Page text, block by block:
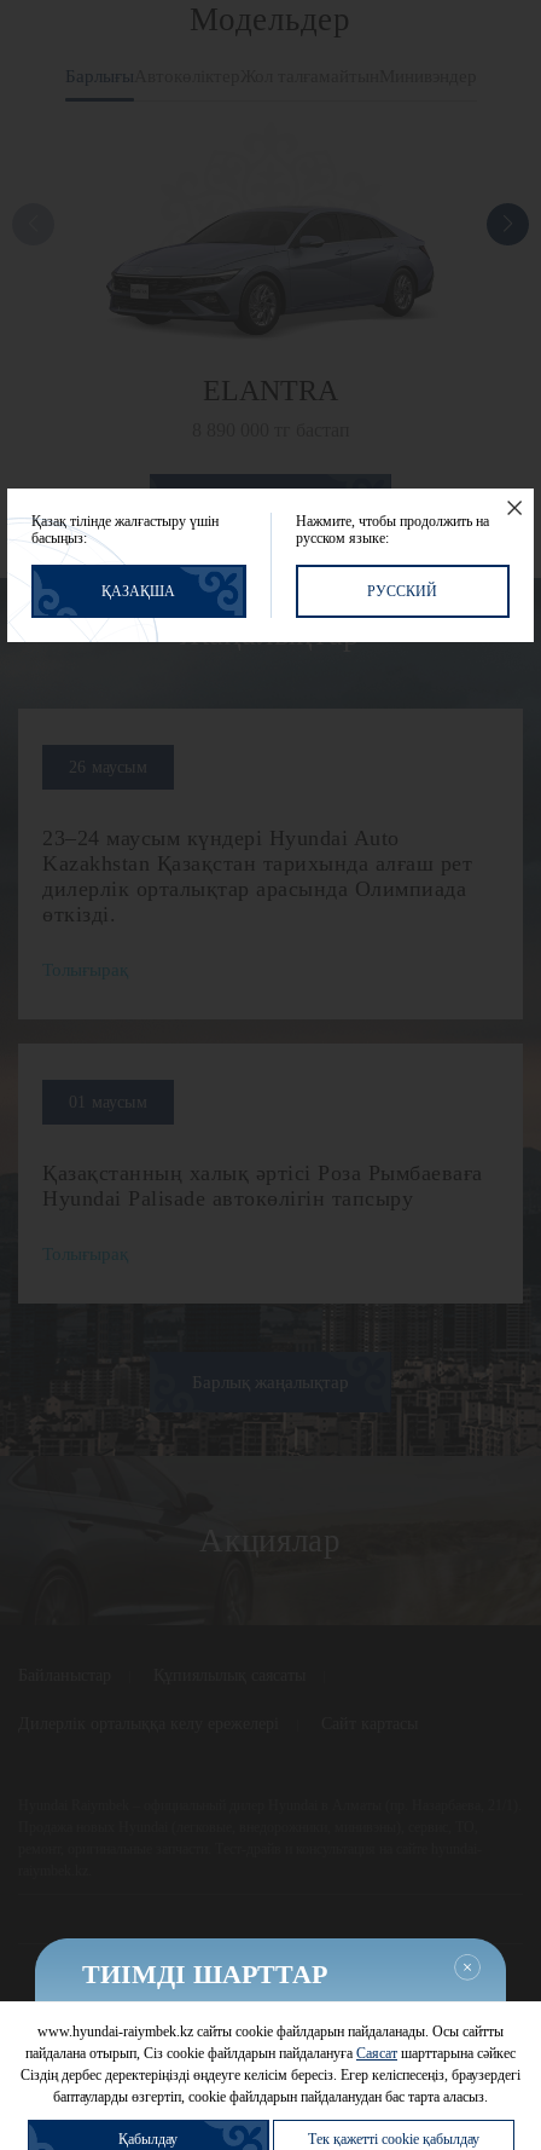
Модельдер
Барлығы
ELANTRA
Жаңалықтар
26 маусым
23–24 маусым күндері Hyundai Auto
Kazakhstan Қазақстан тарихында алғаш рет
дилерлік орталықтар арасында Олимпиада
өткізді.
Толығырақ
01 маусым
Қазақстанның халық әртісі Роза Рымбаеваға
Hyundai Palisade автокөлігін тапсыру
Толығырақ
Барлық жаңалықтар
© 2026 Hyundai Motor Company
www.hyundai-raiymbek.kz сайты cookie файлдарын пайдаланады. Осы сайтты
пайдалана отырып, Сіз cookie файлдарын пайдалануға Саясат шарттарына сәйкес
Сіздің дербес деректеріңізді өңдеуге келісім бересіз. Егер келіспесеңіз, браузердегі
баптауларды өзгертіп, cookie файлдарын пайдаланудан бас тарта аласыз.
Қабылдау Тек қажетті cookie қабылдау
Қазақ тілінде жалғастыру үшін
басыңыз:
ҚАЗАҚША
Нажмите, чтобы продолжить на
русском языке:
РУССКИЙ
Автомобильді Жүрілген Автомобильді Несиеге сатып
ТИІМДІ ШАРТТАР
Шарттарды білу
Жабу